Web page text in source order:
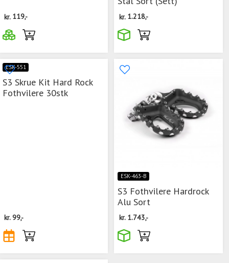
kr. 119,- kr. 1.218,-
ESK-551
S3 Skrue Kit Hard Rock
Fothvilere 30stk
kr.99,-
ESK-463-B
S3 Fothvilere Hardrock
Alu Sort
kr. 1.743,-